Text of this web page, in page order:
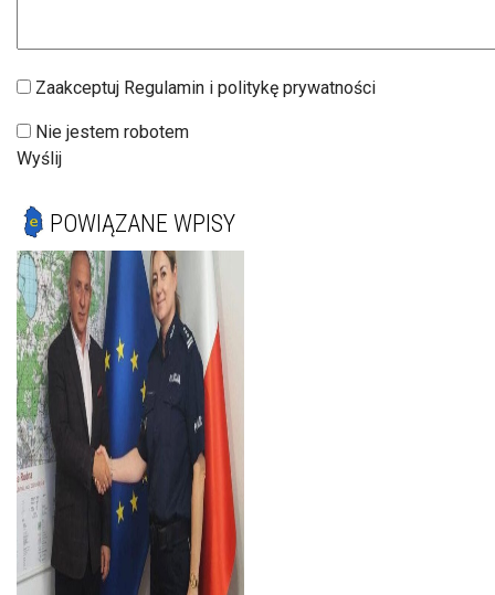
Zaakceptuj Regulamin i politykę prywatności
Nie jestem robotem
Wyślij
POWIĄZANE WPISY